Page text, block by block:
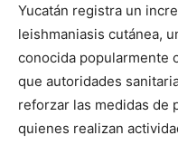
Yucatán registra un
leishmaniasis cutánea,
conocida popularmente
que autoridades
reforzar las medidas de
quienes realizan